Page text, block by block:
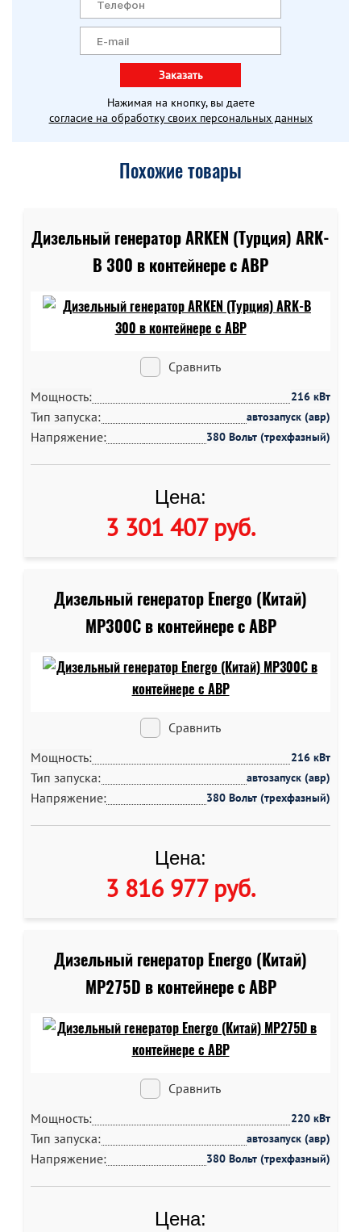
Заказать
Нажимая на кнопку, вы даете
согласие на обработку своих персональных данных
Похожие товары
Дизельный генератор ARKEN (Турция) ARK-
B 300 в контейнере c АВР
Сравнить
Мощность:
216 кВт
Тип запуска: автозапуск (авр)
Напряжение: 380 Вольт (трехфазный)
Цена:
3 301 407 руб.
Дизельный генератор Energo (Китай)
MP300C в контейнере c АВР
Сравнить
Мощность:
216 кВт
Тип запуска: автозапуск (авр)
Напряжение: 380 Вольт (трехфазный)
Цена:
3 816 977 руб.
Дизельный генератор Energo (Китай)
MP275D в контейнере c АВР
Сравнить
Мощность:
220 кВт
Тип запуска: автозапуск (авр)
Напряжение: 380 Вольт (трехфазный)
Цена: